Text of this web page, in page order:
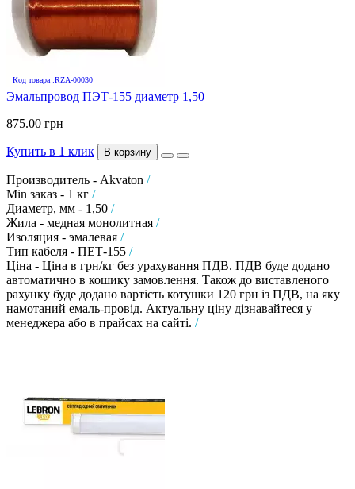
Код товара :RZA-00030
Эмальпровод ПЭТ-155 диаметр 1,50
875.00 грн
Купить в 1 клик В корзину
Производитель - Akvaton /
Min заказ - 1 кг /
Диаметр, мм - 1,50 /
Жила - медная монолитная /
Изоляция - эмалевая /
Тип кабеля - ПЕТ-155 /
Ціна - Ціна в грн/кг без урахування ПДВ. ПДВ буде додано
автоматично в кошику замовлення. Також до виставленого
рахунку буде додано вартість котушки 120 грн із ПДВ, на яку
намотаний емаль-провід. Актуальну ціну дізнавайтеся у
менеджера або в прайсах на сайті. /